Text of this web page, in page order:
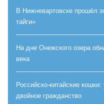
В Нижневартовске прошёл
тайги»
На дне Онежского озера
века
Российско-китайские
двойное гражданство